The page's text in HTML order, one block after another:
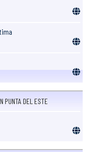
PUNTA DEL ESTE